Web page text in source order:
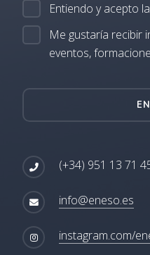
Entiendo y acepto la
Me gustaría recibir
eventos,
(+34) 951 13 71
info@eneso.es
instagram.com/